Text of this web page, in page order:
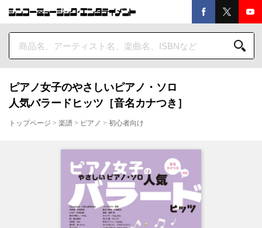
ピアノ女子のやさしいピアノ・ソロ
人気バラードヒッツ［音名カナつき］
トップページ > 楽譜 > ピアノ > 初心者向け